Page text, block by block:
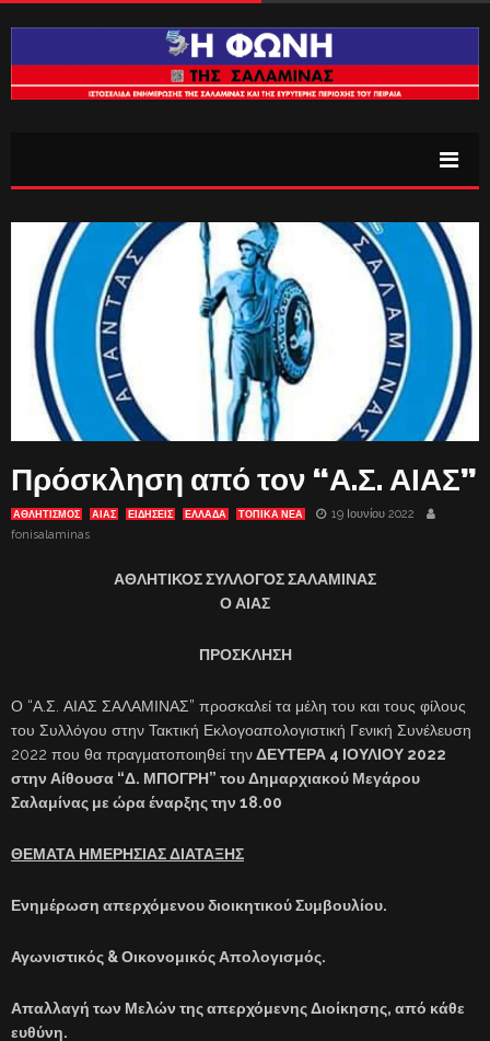
Πρόσκληση από τον “Α.Σ. ΑΙΑΣ”
ΑΘΛΗΤΙΣΜΟΣ ΑΊΑΣ ΕΙΔΗΣΕΙΣ ΕΛΛΑΔΑ ΤΟΠΙΚΑ ΝΕΑ
19 Ιουνίου 2022
fonisalaminas
ΑΘΛΗΤΙΚΟΣ ΣΥΛΛΟΓΟΣ ΣΑΛΑΜΙΝΑΣ
Ο ΑΙΑΣ
ΠΡΟΣΚΛΗΣΗ
Ο “Α.Σ. ΑΙΑΣ ΣΑΛΑΜΙΝΑΣ” προσκαλεί τα μέλη του και τους φίλους
του Συλλόγου στην Τακτική Εκλογοαπολογιστική Γενική Συνέλευση
2022 που θα πραγματοποιηθεί τηνΔΕΥΤΕΡΑ 4 ΙΟΥΛΙΟΥ 2022
στην Αίθουσα “Δ. ΜΠΟΓΡΗ” του Δημαρχιακού Μεγάρου
Σαλαμίνας με ώρα έναρξης την 18.00
ΘΕΜΑΤΑ ΗΜΕΡΗΣΙΑΣ ΔΙΑΤΑΞΗΣ
Ενημέρωση απερχόμενου διοικητικού Συμβουλίου.
Αγωνιστικός & Οικονομικός Απολογισμός.
Απαλλαγή των Μελών της απερχόμενης Διοίκησης, από κάθε
ευθύνη.